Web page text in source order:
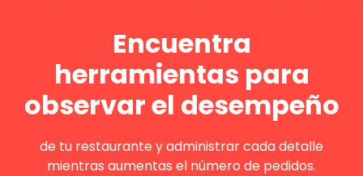
Encuentra
herramientas para
observar el desempeño
de tu restaurante y administrar cada detalle
mientras aumentas el número de pedidos.